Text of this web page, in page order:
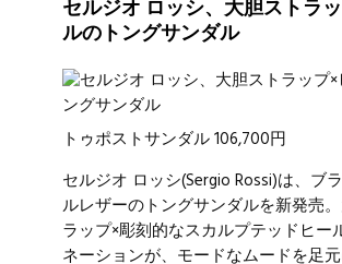
セルジオ ロッシ、大胆ストラ
ルのトングサンダル
トゥポストサンダル 106,700円
セルジオ ロッシ(Sergio Rossi)は、ブ
ルレザーのトングサンダルを新発売
ラップ×彫刻的なスカルプテッドヒー
ネーションが、モードなムードを足